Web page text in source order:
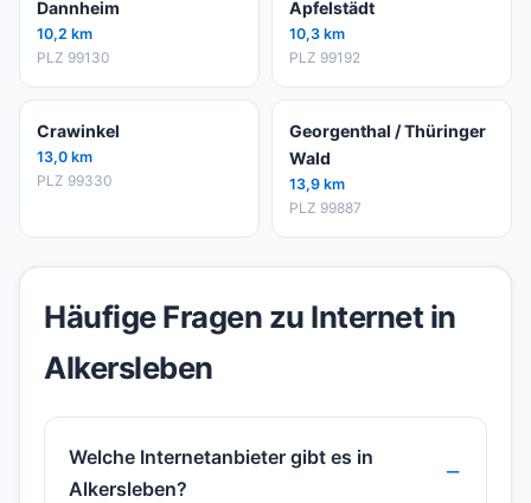
Dannheim
10,2 km
PLZ 99130
Apfelstädt
10,3 km
PLZ 99192
Crawinkel
13,0 km
PLZ 99330
Georgenthal / Thüringer
Wald
13,9 km
PLZ 99887
Häufige Fragen zu Internet in
Alkersleben
Welche Internetanbieter gibt es in
Alkersleben?